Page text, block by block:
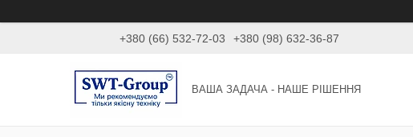
+380 (66) 532-72-03 +380 (98) 632-36-87
ВАША ЗАДАЧА - НАШЕ РІШЕННЯ